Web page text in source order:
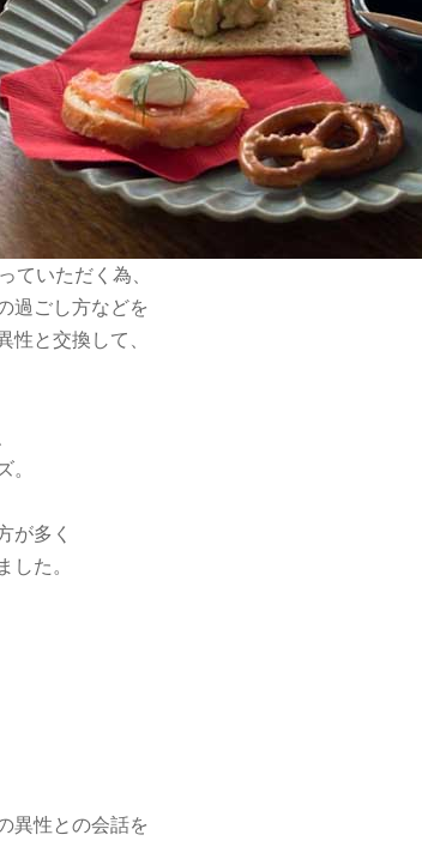
ていただく為、
過ごし方などを
性と交換して、
。
が多く
した。
異性との会話を